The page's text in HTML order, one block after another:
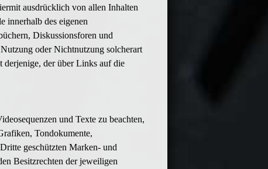
ausdrücklich von allen Inhalten
innerhalb des eigenen
Diskussionsforen und
oder Nichtnutzung solcherart
derjenige, der über Links auf die
und Texte zu beachten,
Tondokumente,
geschützten Marken- und
Besitzrechten der jeweiligen